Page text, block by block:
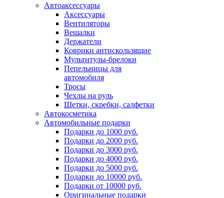
Автоаксессуары
Аксессуары
Вентиляторы
Вешалки
Держатели
Коврики антискользящие
Мультитулы-брелоки
Пепельницы для
автомобиля
Тросы
Чехлы на руль
Щетки, скребки, салфетки
Автокосметика
Автомобильные подарки
Подарки до 1000 руб.
Подарки до 2000 руб.
Подарки до 3000 руб.
Подарки до 4000 руб.
Подарки до 5000 руб.
Подарки до 10000 руб.
Подарки от 10000 руб.
Оригинальные подарки